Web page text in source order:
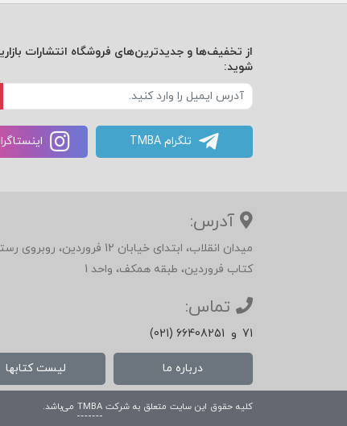
از تخفیف‌ها و جدیدترین‌های فروشگاه انتشارات
شوید:
تلگرام TMBA
آدرس:
میدان انقلاب، ابتدای خیابان
کتاب فروردین، طبقه همکف، واحد 1
تماس:
(021) 66408251 و 71
درباره ما لیست کتابها
کلیه حقوق این سایت متعلق به شرکت TMBA می‌باشد.